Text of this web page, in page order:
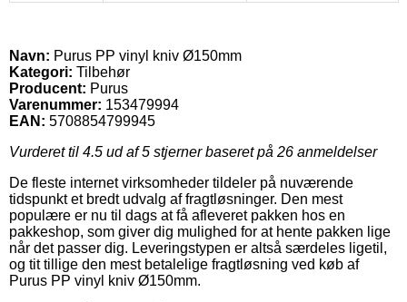
Navn: Purus PP vinyl kniv Ø150mm
Kategori: Tilbehør
Producent: Purus
Varenummer: 153479994
EAN: 5708854799945
Vurderet til 4.5 ud af 5 stjerner baseret på 26 anmeldelser
De fleste internet virksomheder tildeler på nuværende
tidspunkt et bredt udvalg af fragtløsninger. Den mest
populære er nu til dags at få afleveret pakken hos en
pakkeshop, som giver dig mulighed for at hente pakken lige
når det passer dig. Leveringstypen er altså særdeles ligetil,
og tit tillige den mest betalelige fragtløsning ved køb af
Purus PP vinyl kniv Ø150mm.